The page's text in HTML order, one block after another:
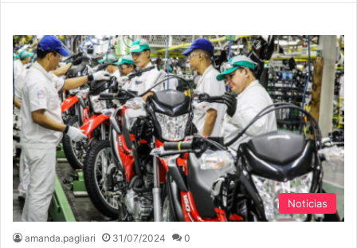
Noticias
amanda.pagliari 31/07/2024 0